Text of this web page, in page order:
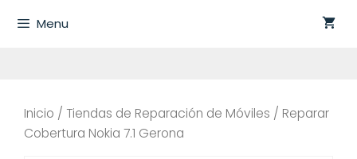
Menu
Inicio / Tiendas de Reparación de Móviles / Reparar
Cobertura Nokia 7.1 Gerona